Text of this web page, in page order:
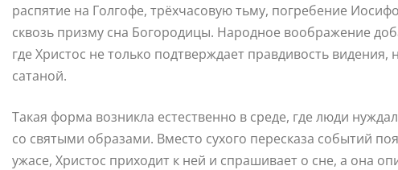
распятие на Голгофе, трёхчасовую тьму, погребение
сквозь призму сна Богородицы. Народное воображение
где Христос не только подтверждает правдивость
сатаной.
Такая форма возникла естественно в среде, где люди
со святыми образами. Вместо сухого пересказа событий
ужасе, Христос приходит к ней и спрашивает о сне, а она